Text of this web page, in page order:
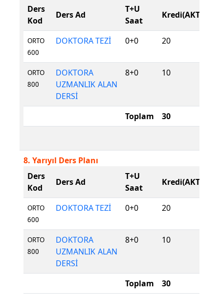
Ders
Kod
Ders Ad
T+U
Saat
Kredi(AKTS)
ORTO
600
DOKTORA TEZİ 0+0 20
ORTO
800
DOKTORA
UZMANLIK ALAN
DERSİ
8+0 10
Toplam 30
8. Yarıyıl Ders Planı
Ders
Kod
Ders Ad
T+U
Saat
Kredi(AKTS)
ORTO
600
DOKTORA TEZİ 0+0 20
ORTO
800
DOKTORA
UZMANLIK ALAN
DERSİ
8+0 10
Toplam 30